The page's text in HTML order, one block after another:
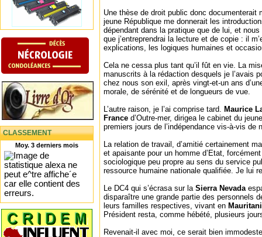
CLASSEMENT
Moy. 3 derniers mois
Une thèse de droit public donc documenterait
jeune République me donnerait les
dépendant dans la pratique que de lui, et
que j’entreprendrai la lecture et de copie : il
explications, les logiques humaines et
Cela ne cessa plus tant qu’il fût en vie. La
manuscrits à la rédaction desquels je l’avais
chez nous son exil, après vingt-et-un ans
morale, de sérénité et de longueurs de vue.
L’autre raison, je l’ai comprise tard. Maurice
France d’Outre-mer, dirigea le cabinet du
premiers jours de l’indépendance vis-à-vis de
La relation de travail, d’amitié certainement
et apaisante pour un homme d’Etat,
sociologique peu propre au sens du service
ressource humaine nationale qualifiée. Je lui
Le DC4 qui s’écrasa sur la Sierra Nevada
disparaître une grande partie des personnels
leurs familles respectives, vivant en
Président resta, comme hébété, plusieurs
Revenait-il avec moi, ce serait bien